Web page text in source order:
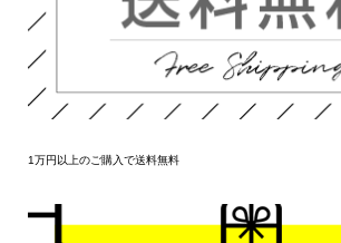
1万円以上のご購入で送料無料